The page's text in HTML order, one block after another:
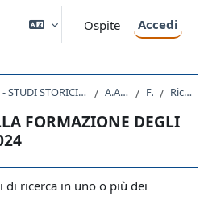
Ospite Accedi
LE65 - STUDI STORICI. DALL'ANTICO AL CONTEMPORANEO A.A. 2024 - 2025 Forum Ricerca avanzata
FORMAZIONE DEGLI
di ricerca in uno o più dei